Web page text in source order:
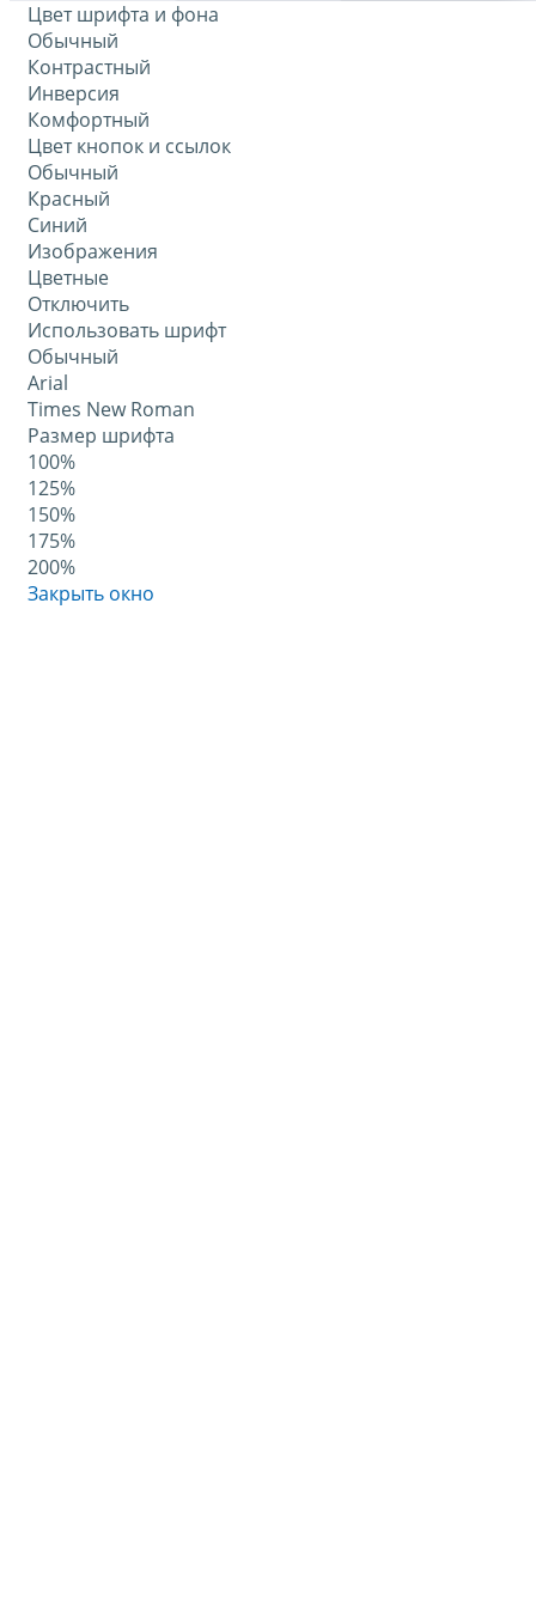
Цвет шрифта и фона
Обычный
Контрастный
Инверсия
Комфортный
Цвет кнопок и ссылок
Обычный
Красный
Синий
Изображения
Цветные
Отключить
Использовать шрифт
Обычный
Arial
Times New Roman
Размер шрифта
100%
125%
150%
175%
200%
Закрыть окно